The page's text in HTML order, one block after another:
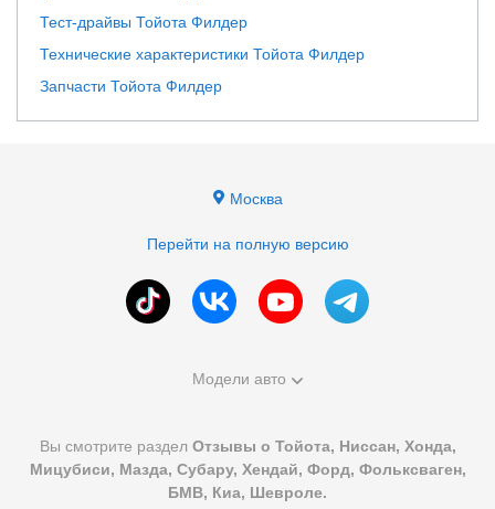
Тест-драйвы Тойота Филдер
Технические характеристики Тойота Филдер
Запчасти Тойота Филдер
Москва
Перейти на полную версию
Модели авто
Вы смотрите раздел Отзывы о Тойота, Ниссан, Хонда,
Мицубиси, Мазда, Субару, Хендай, Форд, Фольксваген,
БМВ, Киа, Шевроле.